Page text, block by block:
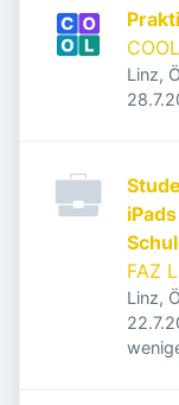
Linz,
FAZ
Linz,